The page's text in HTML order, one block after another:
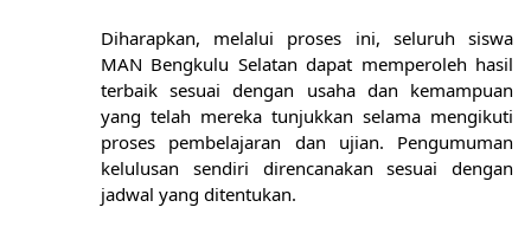
Diharapkan, melalui proses ini, seluruh siswa
MAN Bengkulu Selatan dapat memperoleh hasil
terbaik sesuai dengan usaha dan kemampuan
yang telah mereka tunjukkan selama mengikuti
proses pembelajaran dan ujian. Pengumuman
kelulusan sendiri direncanakan sesuai dengan
jadwal yang ditentukan.